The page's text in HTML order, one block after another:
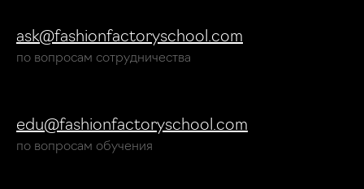
ask@fashionfactoryschool.com
по вопросам сотрудничества
edu@fashionfactoryschool.com
по вопросам обучения